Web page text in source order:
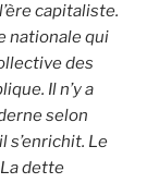
capitaliste.
nationale qui
des
Il n’y a
selon
s’enrichit. Le
dette